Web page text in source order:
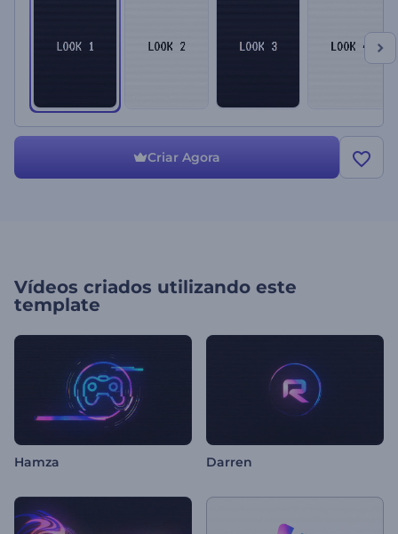
Criar Agora
Vídeos criados utilizando este
template
Hamza Darren